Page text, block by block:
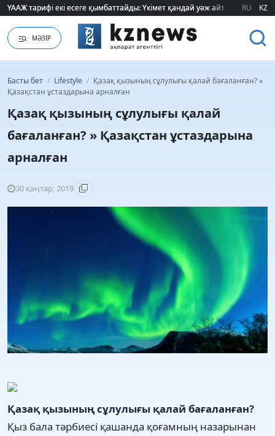
ҮААЖ тарифі екі есеге қымбаттайды: Үкімет қандай уәж айтады?
ҮААЖ тарифі екі есеге қымбаттайды: Үкімет қандай уәж айтады? RU KZ
МӘЗІР
Басты бет / Lifestyle / Қазақ қызының сұлулығы қалай бағаланған? »
Қазақстан ұстаздарына арналған
Қазақ қызының сұлулығы қалай
бағаланған? » Қазақстан ұстаздарына
арналған
30 қаңтар, 2019
Қазақ қызының сұлулығы қалай бағаланған?
Қыз бала тәрбиесі қашанда қоғамның назарынан